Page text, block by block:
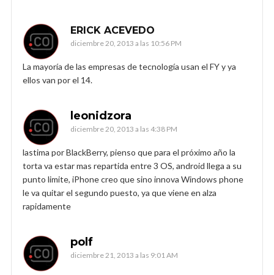
ERICK ACEVEDO
diciembre 20, 2013 a las 10:56 PM
La mayoría de las empresas de tecnología usan el FY y ya
ellos van por el 14.
leonidzora
diciembre 20, 2013 a las 4:38 PM
lastima por BlackBerry, pienso que para el próximo año la
torta va estar mas repartida entre 3 OS, android llega a su
punto limite, iPhone creo que sino innova Windows phone
le va quitar el segundo puesto, ya que viene en alza
rapidamente
polf
diciembre 21, 2013 a las 9:01 AM